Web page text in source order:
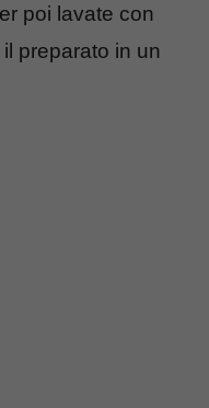
poi lavate con
preparato in un